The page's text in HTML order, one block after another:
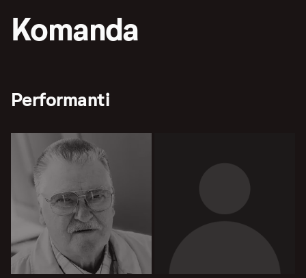
Komanda
Performanti